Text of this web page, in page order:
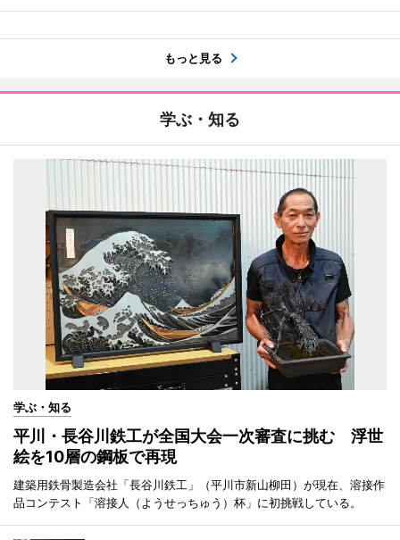
もっと見る
学ぶ・知る
学ぶ・知る
平川・長谷川鉄工が全国大会一次審査に挑む 浮世
絵を10層の鋼板で再現
建築用鉄骨製造会社「長谷川鉄工」（平川市新山柳田）が現在、溶接作
品コンテスト「溶接人（ようせっちゅう）杯」に初挑戦している。